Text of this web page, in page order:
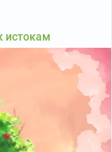
наши
7
, и начнем мы с
не
истокам